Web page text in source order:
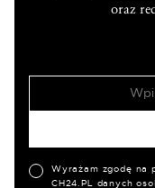
oraz
Wyrażam zgodę na
CH24.PL danych